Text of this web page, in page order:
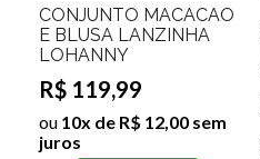
CONJUNTO MACACÃO
E BLUSA LANZINHA
LOHANNY
R$ 119,99
ou 10x de R$ 12,00 sem
juros